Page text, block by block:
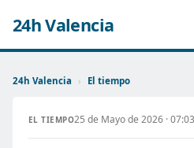
24h Valencia
24h Valencia › El tiempo
EL TIEMPO25 de Mayo de 2026 ·